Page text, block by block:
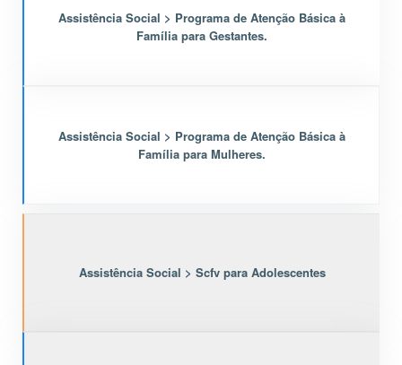
Assistência Social > Programa de Atenção Básica à
Família para Gestantes.
Assistência Social > Programa de Atenção Básica à
Família para Mulheres.
Assistência Social > Scfv para Adolescentes